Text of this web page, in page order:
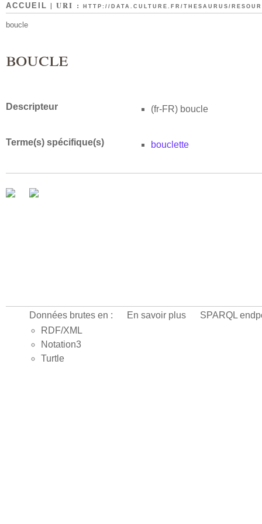
ACCUEIL | URI : HTTP://DATA.CULTURE.FR/THESAURUS/
boucle
boucle
Descripteur (fr-FR) boucle
Terme(s) spécifique(s) bouclette
Données brutes en :
RDF/XML
Notation3
Turtle
En savoir plus SPARQL